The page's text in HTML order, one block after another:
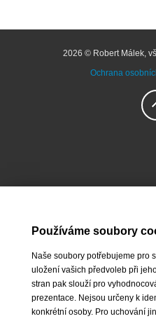
2026 © Robert Málek,
Ochrana
Používáme soubory
Naše soubory potřebujeme pro
uložení vašich předvoleb při
stran pak slouží pro
prezentace. Nejsou určeny k
konkrétní osoby. Pro uchování